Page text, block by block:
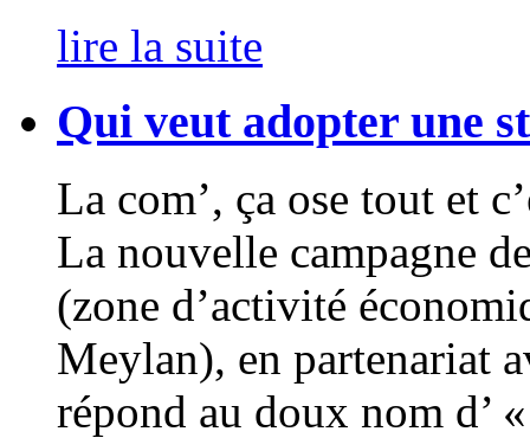
lire la suite
Qui veut adopter une
La com’, ça ose tout et
La nouvelle campagne
(zone d’activité
Meylan), en partenariat
répond au doux nom d’